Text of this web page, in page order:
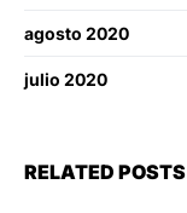
agosto 2020
julio 2020
RELATED POSTS